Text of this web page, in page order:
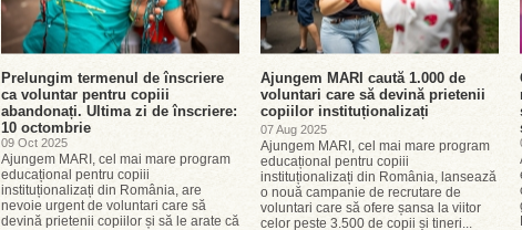
Prelungim termenul de înscriere
ca voluntar pentru copiii
abandonați. Ultima zi de înscriere:
10 octombrie
09 Oct 2025
Ajungem MARI, cel mai mare program
educațional pentru copiii
instituționalizați din România, are
nevoie urgent de voluntari care să
devină prietenii copiilor și să le arate că
Ajungem MARI caută 1.000 de
voluntari care să devină prietenii
copiilor instituționalizați
07 Aug 2025
Ajungem MARI, cel mai mare program
educațional pentru copiii
instituționalizați din România, lansează
o nouă campanie de recrutare de
voluntari care să ofere șansa la viitor
celor peste 3.500 de copii și tineri...